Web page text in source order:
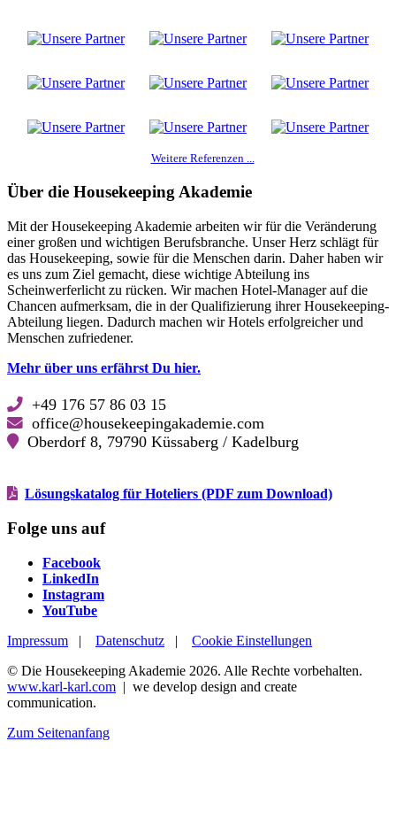
Weitere Referenzen ...
Über die Housekeeping Akademie
Mit der Housekeeping Akademie arbeiten wir für die Veränderung
einer großen und wichtigen Berufsbranche. Unser Herz schlägt für
das Housekeeping, sowie für die Menschen darin. Daher haben wir
es uns zum Ziel gemacht, diese wichtige Abteilung ins
Scheinwerferlicht zu rücken. Wir machen Hotel-Manager auf die
Chancen aufmerksam, die in der Qualifizierung ihrer Housekeeping-
Abteilung liegen. Dadurch machen wir Hotels erfolgreicher und
Menschen zufriedener.
Mehr über uns erfährst Du hier.
+49 176 57 86 03 15
office@housekeepingakademie.com
Oberdorf 8, 79790 Küssaberg / Kadelburg
Lösungskatalog für Hoteliers (PDF zum Download)
Folge uns auf
FacebookFacebook
LinkedIn
InstagramInstagram
YouTubeYouTube
Impressum | Datenschutz | Cookie Einstellungen
© Die Housekeeping Akademie 2026. Alle Rechte vorbehalten.
www.karl-karl.com | we develop design and create
communication.
Zum Seitenanfang